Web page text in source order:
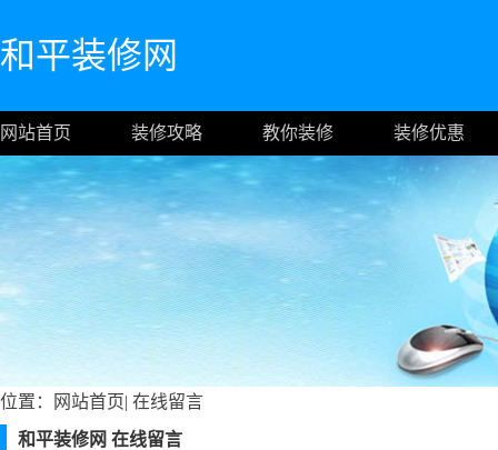
和平装修网
网站首页 装修攻略 教你装修 装修优惠
位置： 网站首页| 在线留言
和平装修网 在线留言